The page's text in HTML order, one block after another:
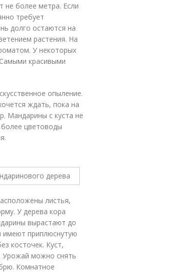
не более метра. Если
требует
долго остаются на
растения. На
У некоторых
красивыми
опыление.
ждать, пока на
Мандарины с куста не
цветоводы
листья,
У дерева кора
вырастают до
имеют приплюснутую
косточек. Куст,
Урожай можно снять
Комнатное